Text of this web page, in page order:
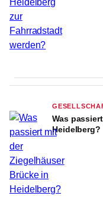
Was
Heidelberg?